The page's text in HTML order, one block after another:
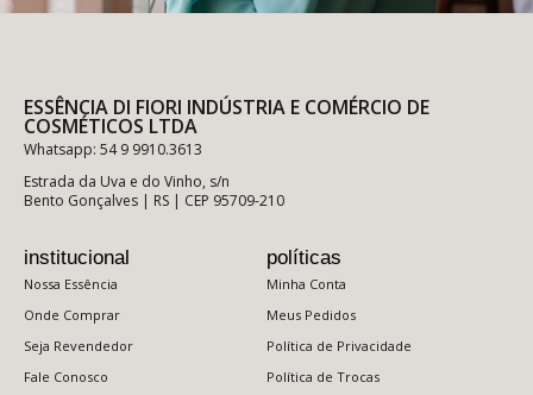
ESSÊNCIA DI FIORI INDÚSTRIA E COMÉRCIO DE
COSMÉTICOS LTDA
Whatsapp: 54 9 9910.3613
Estrada da Uva e do Vinho, s/n
Bento Gonçalves | RS | CEP 95709-210
institucional
Nossa Essência
Onde Comprar
Seja Revendedor
Fale Conosco
políticas
Minha Conta
Meus Pedidos
Política de Privacidade
Política de Trocas